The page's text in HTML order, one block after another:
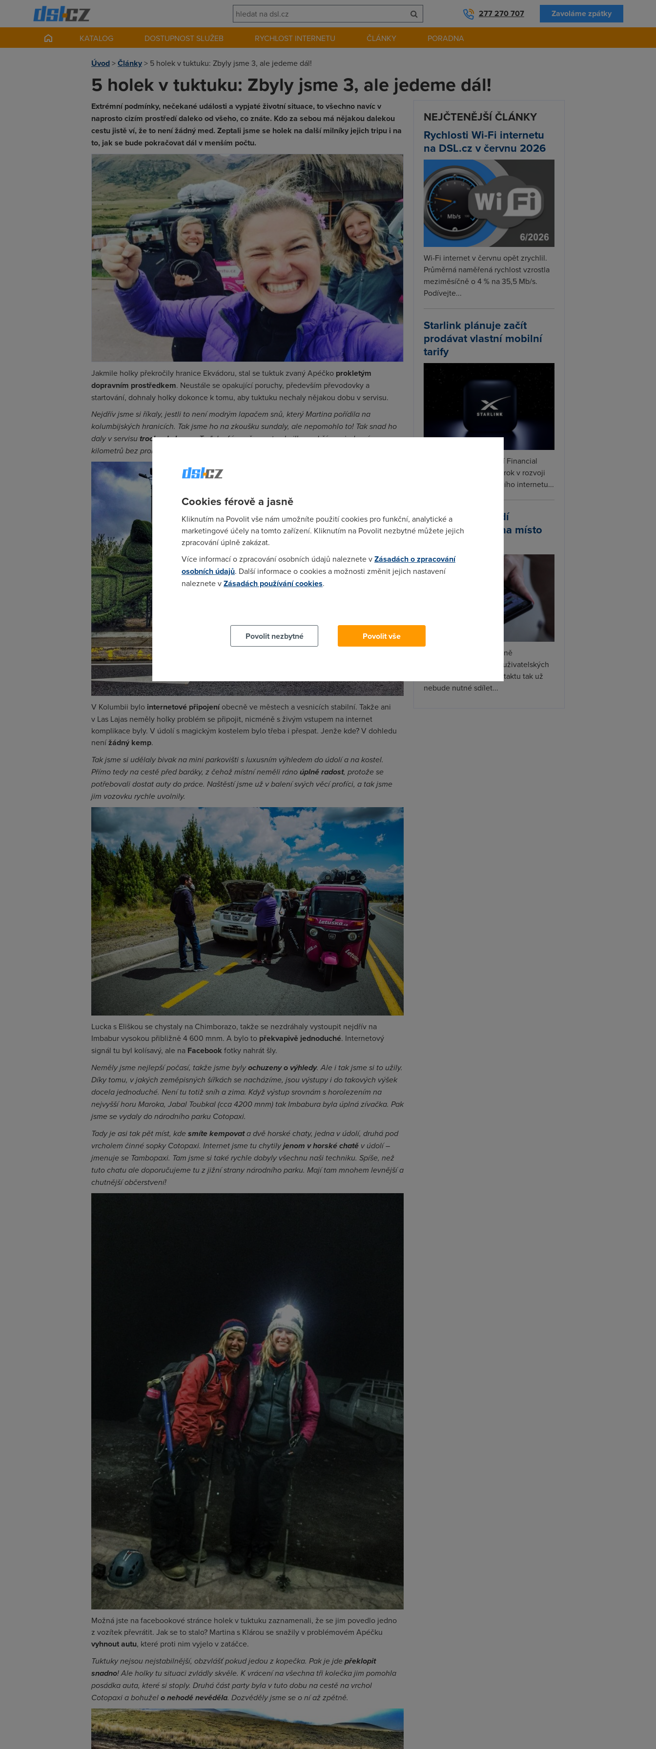
277 270 707 Zavoláme zpátky
KATALOG DOSTUPNOST SLUŽEB RYCHLOST INTERNETU ČLÁNKY PORADNA
Úvod>Články> 5 holek v tuktuku: Zbyly jsme 3, ale jedeme dál!
5 holek v tuktuku: Zbyly jsme 3, ale jedeme dál!
Extrémní podmínky, nečekané události a vypjaté životní situace, to všechno navíc v
naprosto cizím prostředí daleko od všeho, co znáte. Kdo za sebou má nějakou dalekou
cestu jistě ví, že to není žádný med. Zeptali jsme se holek na další milníky jejich tripu i na
to, jak se bude pokračovat dál v menším počtu.
Jakmile holky překročily hranice Ekvádoru, stal se tuktuk zvaný Apéčko prokletým
dopravním prostředkem. Neustále se opakující poruchy, především převodovky a
startování, dohnaly holky dokonce k tomu, aby tuktuku nechaly nějakou dobu v servisu.
Nejdřív jsme si říkaly, jestli to není modrým lapačem snů, který Martina pořídila na
kolumbijských hranicích. Tak jsme ho na zkoušku sundaly, ale nepomohlo to! Tak snad ho
daly v servisutrochu do kupy… Teď doufáme, že mu to chvilku vydrží a pojede pár
kilometrů bez problému.
V Kolumbii bylo internetové připojeníobecně ve městech a vesnicích stabilní. Takže ani
v Las Lajas neměly holky problém se připojit, nicméně s živým vstupem na internet
komplikace byly. V údolí s magickým kostelem bylo třeba i přespat. Jenže kde? V dohledu
nenížádný kemp.
Tak jsme si udělaly bivak na mini parkovišti s luxusním výhledem do údolí a na kostel.
Přímo tedy na cestě před baráky, z čehož místní neměli ránoúplně radost, protože se
potřebovali dostat auty do práce. Naštěstí jsme už v balení svých věcí profíci, a tak jsme
jim vozovku rychle uvolnily.
Lucka s Eliškou se chystaly na Chimborazo, takže se nezdráhaly vystoupit nejdřív na
Imbabur vysokou přibližně 4 600 mnm. A bylo to překvapivě jednoduché. Internetový
signál tu byl kolísavý, ale na Facebook fotky nahrát šly.
Neměly jsme nejlepší počasí, takže jsme bylyochuzeny o výhledy. Ale i tak jsme si to užily.
Díky tomu, v jakých zeměpisných šířkách se nacházíme, jsou výstupy i do takových výšek
docela jednoduché. Není tu totiž sníh a zima. Když výstup srovnám s horolezením na
nejvyšší horu Maroka, Jabal Toubkal (cca 4200 mnm) tak Imbabura byla úplná zívačka. Pak
jsme se vydaly do národního parku Cotopaxi.
Tady je asi tak pět míst, kdesmíte kempovata dvě horské chaty, jedna v údolí, druhá pod
vrcholem činné sopky Cotopaxi. Internet jsme tu chytilyjenom v horské chatě v údolí –
jmenuje se Tambopaxi. Tam jsme si také rychle dobyly všechnu naši techniku. Spíše, než
tuto chatu ale doporučujeme tu z jižní strany národního parku. Mají tam mnohem levnější a
chutnější občerstvení!
Možná jste na facebookové stránce holek v tuktuku zaznamenali, že se jim povedlo jedno
z vozítek převrátit. Jak se to stalo? Martina s Klárou se snažily v problémovém Apéčku
vyhnout autu, které proti nim vyjelo v zatáčce.
Tuktuky nejsou nejstabilnější, obzvlášť pokud jedou z kopečka. Pak je jdepřeklopit
snadno! Ale holky tu situaci zvládly skvěle. K vrácení na všechna tři kolečka jim pomohla
posádka auta, které si stoply. Druhá část party byla v tuto dobu na cestě na vrchol
Cotopaxi a bohuželo nehodě nevěděla. Dozvěděly jsme se o ní až zpětně.
NEJČTENĚJŠÍ ČLÁNKY
Rychlosti Wi-Fi internetu
na DSL.cz v červnu 2026
Wi-Fi internet v červnu opět zrychlil.
Průměrná naměřená rychlost vzrostla
meziměsíčně o 4 % na 35,5 Mb/s.
Podívejte...
Starlink plánuje začít
prodávat vlastní mobilní
tarify
SpaceX podle informací Financial
Times připravuje další krok v rozvoji
Starlinku. Vedle satelitního internetu...
WhatsApp zavádí
uživatelská jména místo
WhatsApp začal postupně
zpřístupňovat podporu uživatelských
jmen. Při předávání kontaktu tak už
nebude nutné sdílet...
Cookies férově a jasně
Kliknutím na Povolit vše nám umožníte použití cookies pro funkční, analytické a
marketingové účely na tomto zařízení. Kliknutím na Povolit nezbytné můžete jejich
zpracování úplně zakázat.
Více informací o zpracování osobních údajů naleznete vZásadách o zpracování
osobních údajů. Další informace o cookies a možnosti změnit jejich nastavení
naleznete vZásadách používání cookies.
Povolit nezbytné
Povolit vše